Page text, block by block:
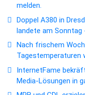
melden.
Doppel A380 in
landete am Sonntag
Nach frischem
Tagestemperaturen
InternetFame
Media-Lösungen in